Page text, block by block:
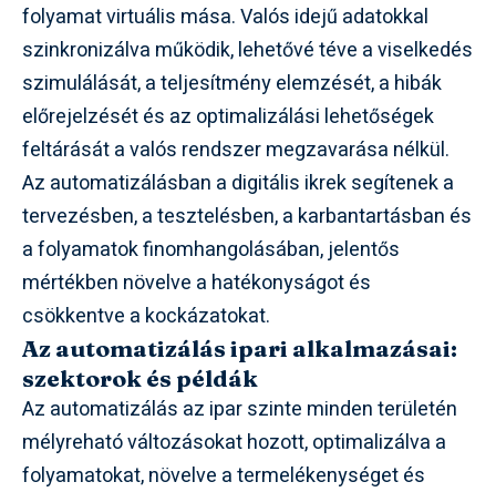
folyamat virtuális mása. Valós idejű adatokkal
szinkronizálva működik, lehetővé téve a viselkedés
szimulálását, a teljesítmény elemzését, a hibák
előrejelzését és az optimalizálási lehetőségek
feltárását a valós rendszer megzavarása nélkül.
Az automatizálásban a digitális ikrek segítenek a
tervezésben, a tesztelésben, a karbantartásban és
a folyamatok finomhangolásában, jelentős
mértékben növelve a hatékonyságot és
csökkentve a kockázatokat.
Az automatizálás ipari alkalmazásai:
szektorok és példák
Az automatizálás az ipar szinte minden területén
mélyreható változásokat hozott, optimalizálva a
folyamatokat, növelve a termelékenységet és